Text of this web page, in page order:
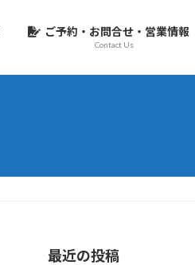
ご予約・お問合せ・営業情報
Contact Us
最近の投稿